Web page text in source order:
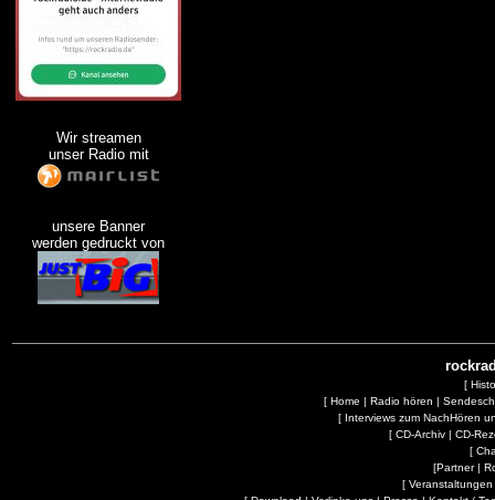
Wir streamen
unser Radio mit
unsere Banner
werden gedruckt von
[
[ Home | Radio hören |
[ Interviews zum NachHören
[ CD-Archiv| CD-
[
[Partner|
[ Veranstaltungen